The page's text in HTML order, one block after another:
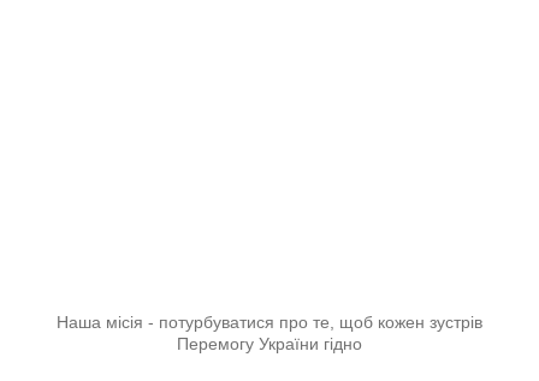
Наша місія - потурбуватися про те, щоб кожен зустрів
Перемогу України гідно